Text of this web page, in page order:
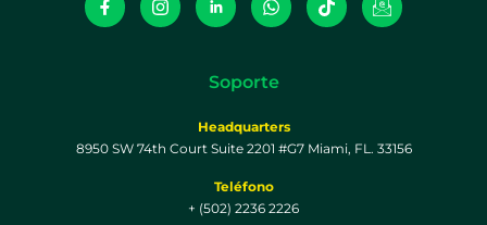
Soporte
Headquarters
8950 SW 74th Court Suite 2201 #G7 Miami, FL. 33156
Teléfono
+ (502) 2236 2226